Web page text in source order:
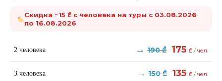
Скидка −15 ₾ с человека на туры с 03.08.2026
по 16.08.2026
2 человека → 190 ₾ 175 ₾ / чел.
3 человека → 150 ₾ 135 ₾ / чел.